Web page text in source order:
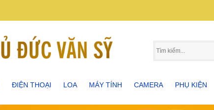
ĐIỆN THOẠI LOA MÁY TÍNH CAMERA PHỤ KIỆN